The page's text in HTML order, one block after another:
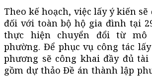
Theo kế hoạch, việc lấy ý kiến
đối với toàn bộ hộ gia đình tại
thực hiện chuyển đổi từ mô
phường. Để phục vụ công tác
phương sẽ công khai đầy đủ
gồm dự thảo Đề án thành lập